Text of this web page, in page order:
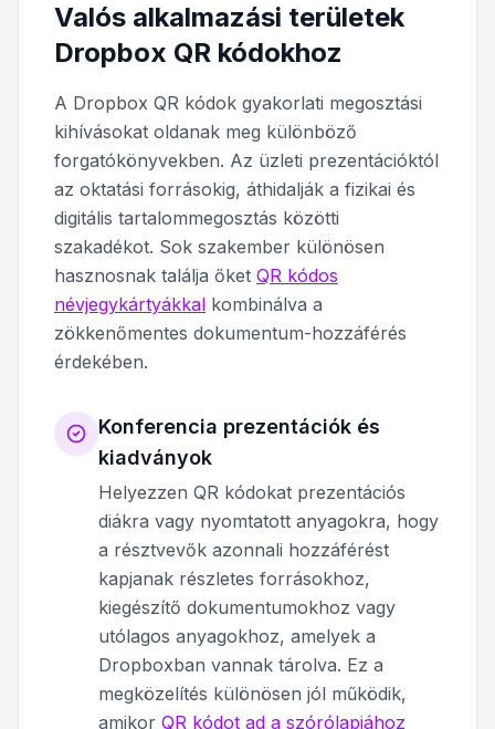
Valós alkalmazási területek
Dropbox QR kódokhoz
A Dropbox QR kódok gyakorlati megosztási
kihívásokat oldanak meg különböző
forgatókönyvekben. Az üzleti prezentációktól
az oktatási forrásokig, áthidalják a fizikai és
digitális tartalommegosztás közötti
szakadékot. Sok szakember különösen
hasznosnak találja őket QR kódos
névjegykártyákkal kombinálva a
zökkenőmentes dokumentum-hozzáférés
érdekében.
Konferencia prezentációk és
kiadványok
Helyezzen QR kódokat prezentációs
diákra vagy nyomtatott anyagokra, hogy
a résztvevők azonnali hozzáférést
kapjanak részletes forrásokhoz,
kiegészítő dokumentumokhoz vagy
utólagos anyagokhoz, amelyek a
Dropboxban vannak tárolva. Ez a
megközelítés különösen jól működik,
amikor QR kódot ad a szórólapjához